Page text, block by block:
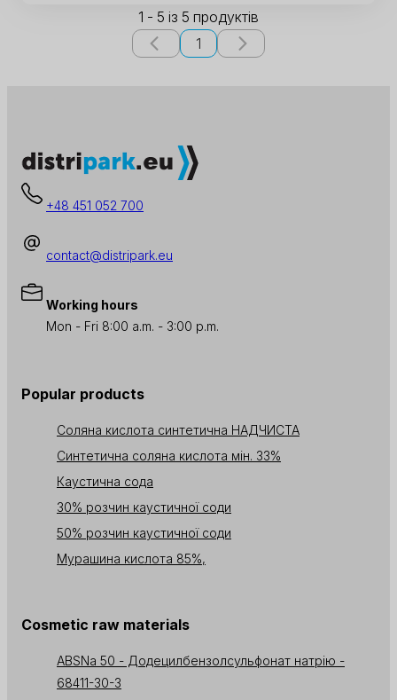
1 - 5 із 5 продуктів
1
Popular products
Соляна кислота синтетична НАДЧИСТА
Синтетична соляна кислота мін. 33%
Каустична сода
30% розчин каустичної соди
50% розчин каустичної соди
Мурашина кислота 85%,
Cosmetic raw materials
ABSNa 50 - Додецилбензолсульфонат натрію -
68411-30-3
+48 451 052 700
contact@distripark.eu
Working hours
Mon - Fri 8:00 a.m. - 3:00 p.m.